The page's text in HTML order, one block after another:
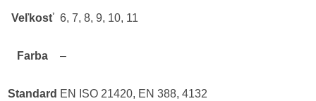
Veľkosť 6, 7, 8, 9, 10, 11
Farba –
Standard EN ISO 21420, EN 388, 4132